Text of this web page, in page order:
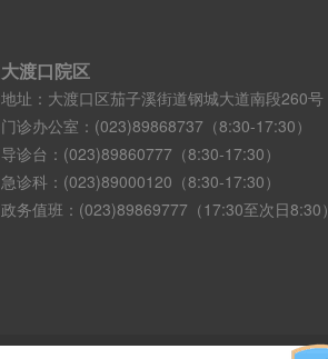
大渡口院区
地址：大渡口区茄子溪街道钢城大道南段260号
门诊办公室：(023)89868737（8:30-17:30）
导诊台：(023)89860777（8:30-17:30）
急诊科：(023)89000120（8:30-17:30）
政务值班：(023)89869777（17:30至次日8:30）